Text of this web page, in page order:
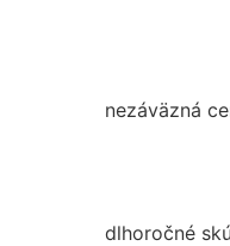
nezáväzná
dlhoročné